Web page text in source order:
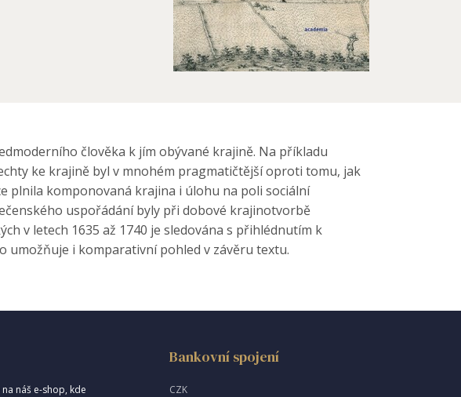
člověka k jím obývané krajině. Na příkladu
ke krajině byl v mnohém pragmatičtější oproti tomu, jak
plnila komponovaná krajina i úlohu na poli sociální
uspořádání byly při dobové krajinotvorbě
v letech 1635 až 1740 je sledována s přihlédnutím k
umožňuje i komparativní pohled v závěru textu.
náš e-shop, kde
Bankovní spojení
CZK